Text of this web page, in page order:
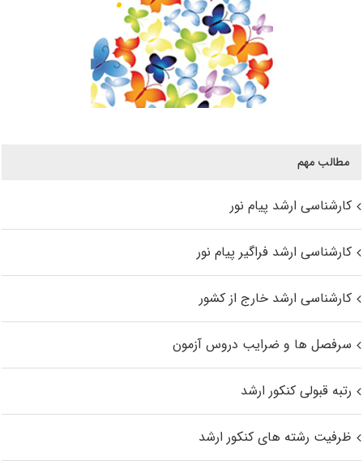
مطالب مهم
کارشناسی ارشد پیام نور
کارشناسی ارشد فراگیر پیام نور
کارشناسی ارشد خارج از کشور
سرفصل ها و ضرایب دروس آزمون
رتبه قبولی کنکور ارشد
ظرفیت رشته های کنکور ارشد